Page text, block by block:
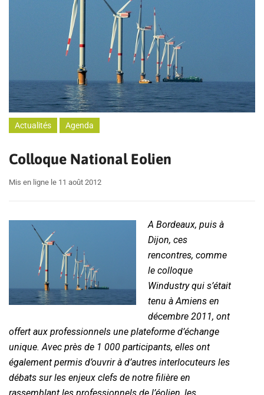
Actualités Agenda
Colloque National Eolien
Mis en ligne le 11 août 2012
A Bordeaux, puis à
Dijon, ces
rencontres, comme
le colloque
Windustry qui s’était
tenu à Amiens en
décembre 2011, ont
offert aux­ professionnels une plateforme d’échange
unique. Avec près de 1 000 participants, elles ont
également permis d’ouvrir à d’autres interlocuteurs les
débats sur les enjeux clefs de notre filière en